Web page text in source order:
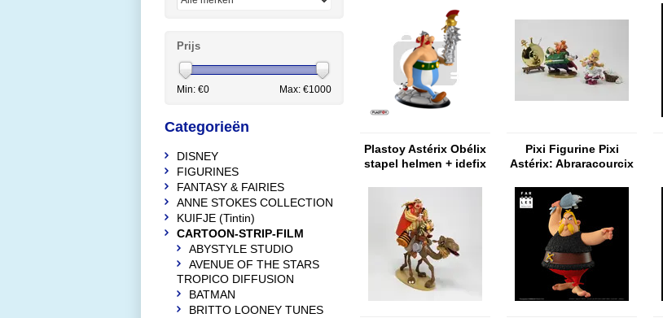
Plastoy Astérix Obélix
stapel helmen + idefix
Pixi Figurine Pixi
Astérix: Abraracourcix
Prijs
Min: €0 Max: €1000
Categorieën
DISNEY
FIGURINES
FANTASY & FAIRIES
ANNE STOKES COLLECTION
KUIFJE (Tintin)
CARTOON-STRIP-FILM
ABYSTYLE STUDIO
AVENUE OF THE STARS
TROPICO DIFFUSION
BATMAN
BRITTO LOONEY TUNES